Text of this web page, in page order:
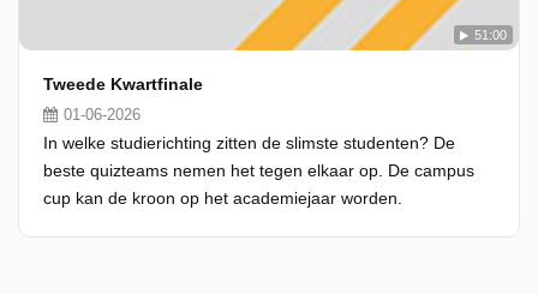
51:00
Tweede Kwartfinale
01-06-2026
In welke studierichting zitten de slimste studenten? De
beste quizteams nemen het tegen elkaar op. De campus
cup kan de kroon op het academiejaar worden.